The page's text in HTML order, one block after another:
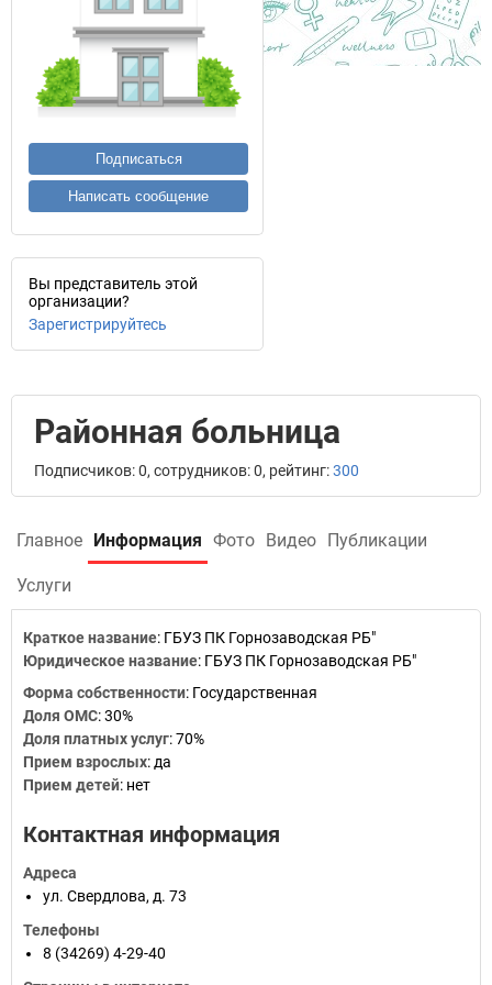
Подписаться
Написать сообщение
Вы представитель этой
организации?
Зарегистрируйтесь
Районная больница
Подписчиков: 0, сотрудников: 0, рейтинг:300
Главное Информация Фото Видео Публикации
Услуги
Краткое название: ГБУЗ ПК Горнозаводская РБ"
Юридическое название: ГБУЗ ПК Горнозаводская РБ"
Форма собственности: Государственная
Доля ОМС:30%
Доля платных услуг:70%
Прием взрослых: да
Прием детей: нет
Контактная информация
Адреса
ул. Свердлова, д. 73
Телефоны
8 (34269) 4-29-40